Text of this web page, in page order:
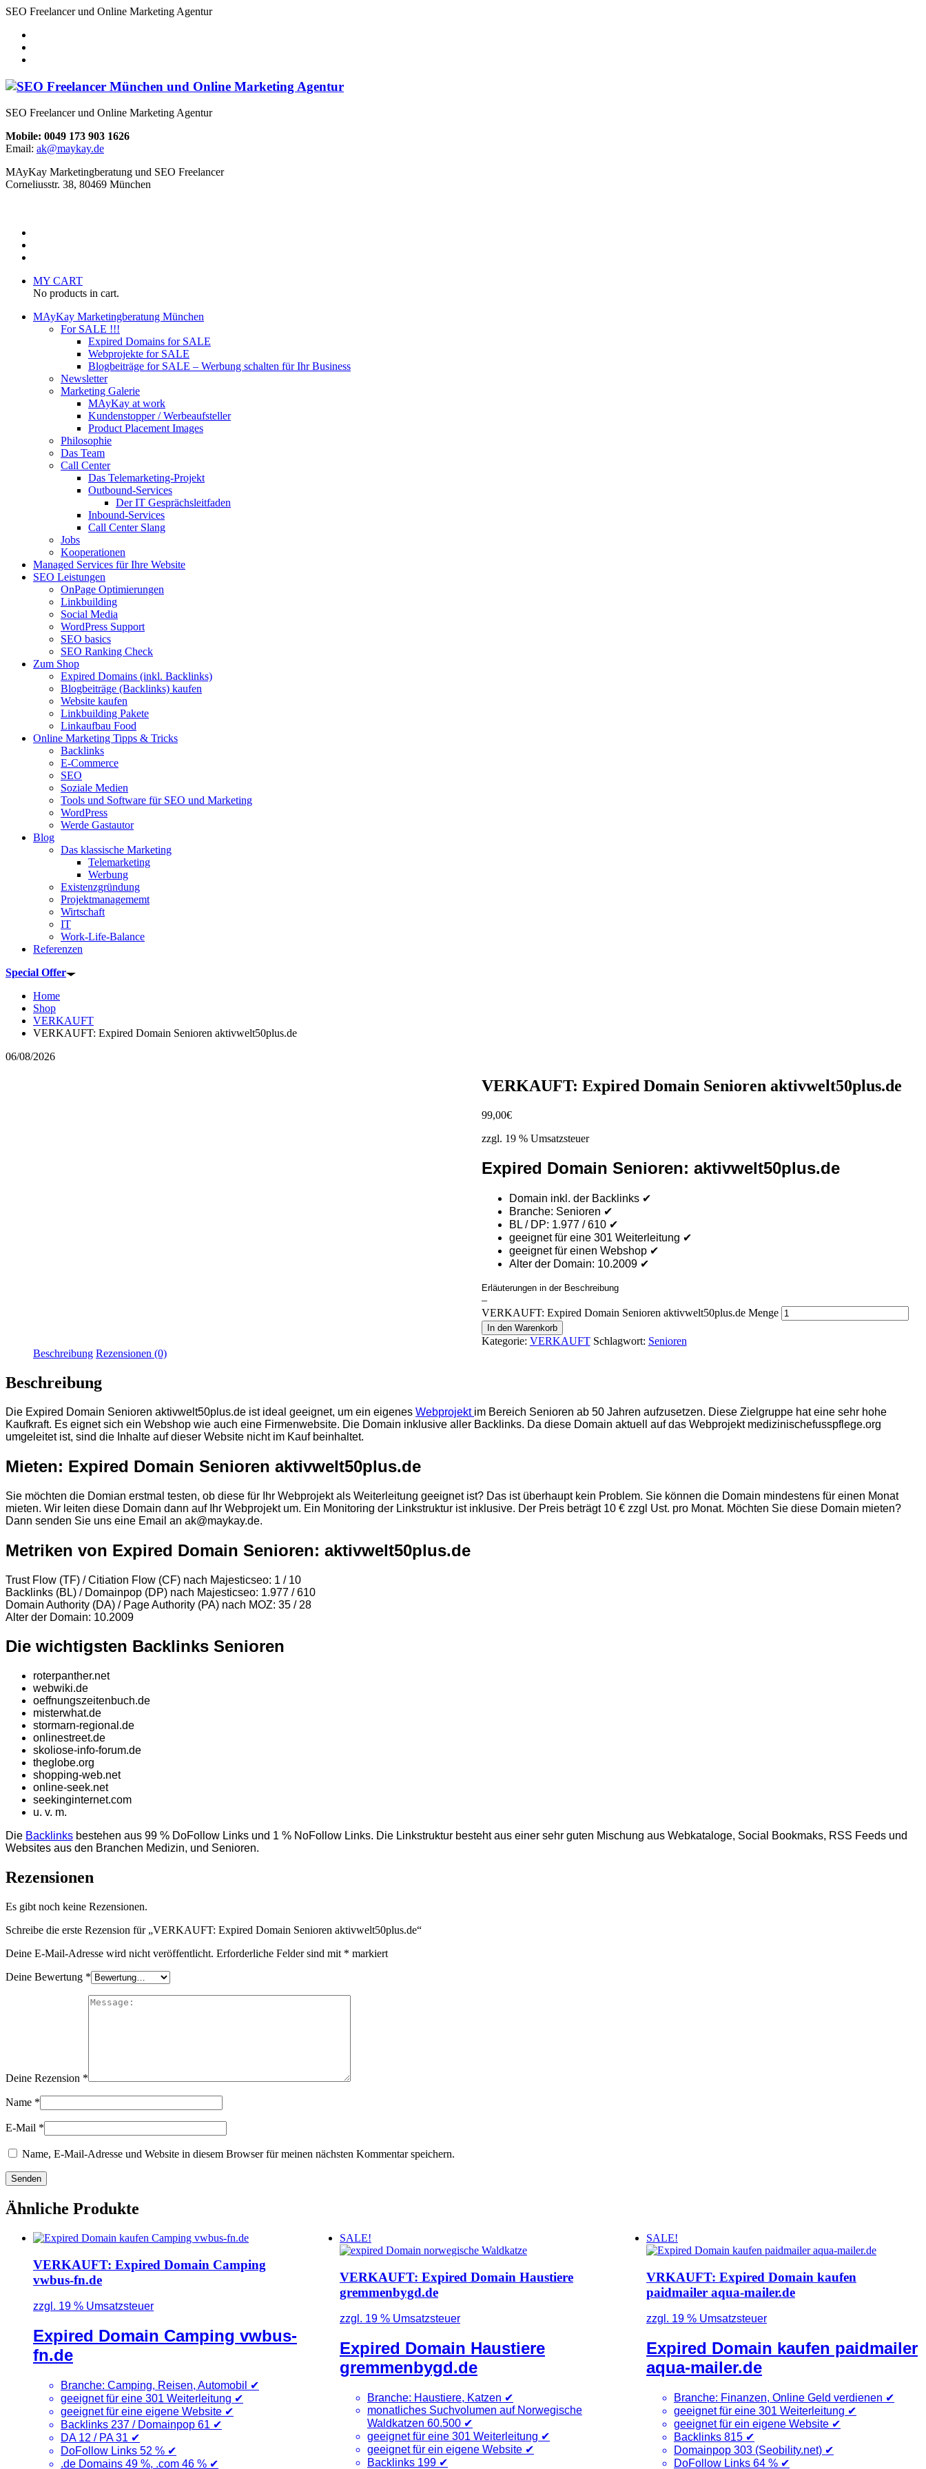
SEO Freelancer und Online Marketing Agentur
SEO Freelancer und Online Marketing Agentur
Mobile: 0049 173 903 1626
Email: ak@maykay.de
MAyKay Marketingberatung und SEO Freelancer
Corneliusstr. 38, 80469 München
MY CART
No products in cart.
MAyKay Marketingberatung München
For SALE !!!
Expired Domains for SALE
Webprojekte for SALE
Blogbeiträge for SALE – Werbung schalten für Ihr Business
Newsletter
Marketing Galerie
MAyKay at work
Kundenstopper / Werbeaufsteller
Product Placement Images
Philosophie
Das Team
Call Center
Das Telemarketing-Projekt
Outbound-Services
Der IT Gesprächsleitfaden
Inbound-Services
Call Center Slang
Jobs
Kooperationen
Managed Services für Ihre Website
SEO Leistungen
OnPage Optimierungen
Linkbuilding
Social Media
WordPress Support
SEO basics
SEO Ranking Check
Zum Shop
Expired Domains (inkl. Backlinks)
Blogbeiträge (Backlinks) kaufen
Website kaufen
Linkbuilding Pakete
Linkaufbau Food
Online Marketing Tipps & Tricks
Backlinks
E-Commerce
SEO
Soziale Medien
Tools und Software für SEO und Marketing
WordPress
Werde Gastautor
Blog
Das klassische Marketing
Telemarketing
Werbung
Existenzgründung
Projektmanagememt
Wirtschaft
IT
Work-Life-Balance
Referenzen
Special Offer
Home
Shop
VERKAUFT
VERKAUFT: Expired Domain Senioren aktivwelt50plus.de
06/08/2026
VERKAUFT: Expired Domain Senioren aktivwelt50plus.de
99,00€
zzgl. 19 % Umsatzsteuer
Expired Domain Senioren: aktivwelt50plus.de
Domain inkl. der Backlinks ✔
Branche: Senioren ✔
BL / DP: 1.977 / 610 ✔
geeignet für eine 301 Weiterleitung ✔
geeignet für einen Webshop ✔
Alter der Domain: 10.2009 ✔
Erläuterungen in der Beschreibung
–
VERKAUFT: Expired Domain Senioren aktivwelt50plus.de Menge
In den Warenkorb
Kategorie: VERKAUFT Schlagwort: Senioren
Beschreibung Rezensionen (0)
Beschreibung
Die Expired Domain Senioren aktivwelt50plus.de ist ideal geeignet, um ein eigenes Webprojekt im Bereich Senioren ab 50 Jahren aufzusetzen. Diese Zielgruppe hat eine sehr hohe
Kaufkraft. Es eignet sich ein Webshop wie auch eine Firmenwebsite. Die Domain inklusive aller Backlinks. Da diese Domain aktuell auf das Webprojekt medizinischefusspflege.org
umgeleitet ist, sind die Inhalte auf dieser Website nicht im Kauf beinhaltet.
Mieten: Expired Domain Senioren aktivwelt50plus.de
Sie möchten die Domian erstmal testen, ob diese für Ihr Webprojekt als Weiterleitung geeignet ist? Das ist überhaupt kein Problem. Sie können die Domain mindestens für einen Monat
mieten. Wir leiten diese Domain dann auf Ihr Webprojekt um. Ein Monitoring der Linkstruktur ist inklusive. Der Preis beträgt 10 € zzgl Ust. pro Monat. Möchten Sie diese Domain mieten?
Dann senden Sie uns eine Email an ak@maykay.de.
Metriken von Expired Domain Senioren: aktivwelt50plus.de
Trust Flow (TF) / Citiation Flow (CF) nach Majesticseo: 1 / 10
Backlinks (BL) / Domainpop (DP) nach Majesticseo: 1.977 / 610
Domain Authority (DA) / Page Authority (PA) nach MOZ: 35 / 28
Alter der Domain: 10.2009
Die wichtigsten Backlinks Senioren
roterpanther.n​et
webwiki.de
oeffnungszeitenbuch.de
misterwhat.de
stormarn-regio​nal.de
onlinestreet.de
skoliose-info-forum.de
theglobe.org
shopping-web.net
online-seek.net
seekinginternet.com
u. v. m.
Die Backlinks bestehen aus 99 % DoFollow Links und 1 % NoFollow Links. Die Linkstruktur besteht aus einer sehr guten Mischung aus Webkataloge, Social Bookmaks, RSS Feeds und
Websites aus den Branchen Medizin, und Senioren.
Rezensionen
Es gibt noch keine Rezensionen.
Schreibe die erste Rezension für „VERKAUFT: Expired Domain Senioren aktivwelt50plus.de“
Deine E-Mail-Adresse wird nicht veröffentlicht. Erforderliche Felder sind mit * markiert
Deine Bewertung *
Deine Rezension *
Name *
E-Mail *
Name, E-Mail-Adresse und Website in diesem Browser für meinen nächsten Kommentar speichern.
Ähnliche Produkte
VERKAUFT: Expired Domain Camping
vwbus-fn.de
zzgl. 19 % Umsatzsteuer
Expired Domain Camping vwbus-
fn.de
Branche: Camping, Reisen, Automobil
✔
geeignet für eine 301 Weiterleitung ✔
geeignet für eine eigene Website ✔
Backlinks 237 / Domainpop 61 ✔
DA 12 / PA 31 ✔
DoFollow Links 52 % ✔
.de Domains 49 %, .com 46 % ✔
SALE!
VERKAUFT: Expired Domain Haustiere
gremmenbygd.de
zzgl. 19 % Umsatzsteuer
Expired Domain Haustiere
gremmenbygd.de
Branche: Haustiere, Katzen ✔
monatliches Suchvolumen auf Norwegische
Waldkatzen 60.500✔
geeignet für eine 301 Weiterleitung ✔
geeignet für ein eigene Website ✔
Backlinks 199 ✔
SALE!
VRKAUFT: Expired Domain kaufen
paidmailer aqua-mailer.de
zzgl. 19 % Umsatzsteuer
Expired Domain kaufen paidmailer
aqua-mailer.de
Branche: Finanzen, Online Geld verdienen ✔
geeignet für eine 301 Weiterleitung ✔
geeignet für ein eigene Website ✔
Backlinks 815 ✔
Domainpop 303 (Seobility.net) ✔
DoFollow Links 64 % ✔